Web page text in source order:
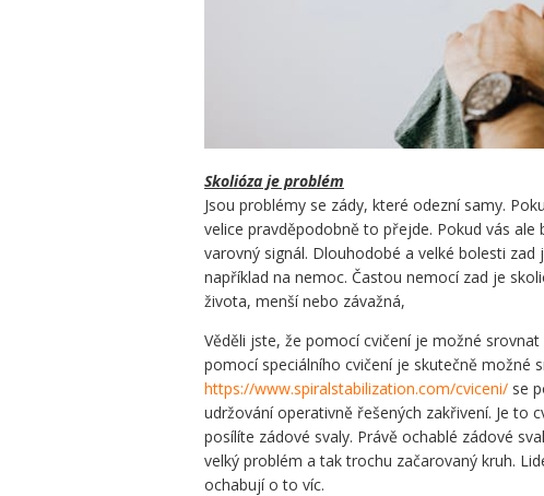
Skolióza je problém
Jsou problémy se zády, které odezní samy.
velice pravděpodobně to přejde. Pokud vás
varovný signál. Dlouhodobé a velké bolesti
například na nemoc. Častou nemocí zad je
života, menší nebo závažná,
Věděli jste, že pomocí cvičení je možné
pomocí speciálního cvičení je skutečně možné
https://www.spiralstabilization.com/cviceni/ se
udržování operativně řešených zakřivení. Je to
posílíte zádové svaly. Právě ochablé zádové
velký problém a tak trochu začarovaný kruh.
ochabují o to víc.